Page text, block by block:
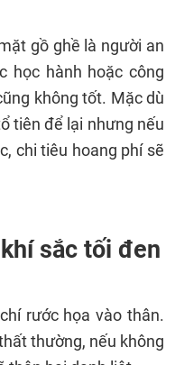
gồ ghề là người an
học hành hoặc công
không tốt. Mặc dù
tiên để lại nhưng nếu
chi tiêu hoang phí sẽ
sắc tối đen
rước họa vào thân.
thường, nếu không